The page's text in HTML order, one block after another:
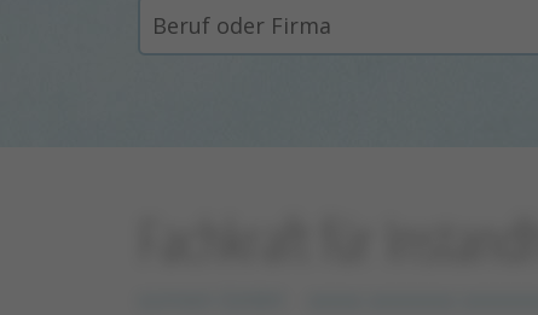
Fachkraft für